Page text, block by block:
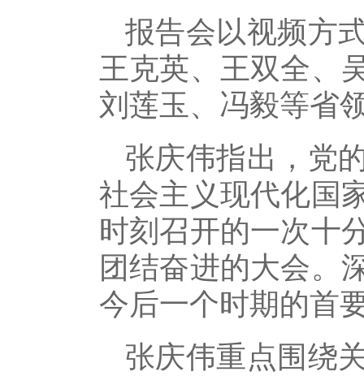
报告会以视频方
王克英、王双全、
刘莲玉、冯毅等省
张庆伟指出，党
社会主义现代化国
时刻召开的一次十
团结奋进的大会。
今后一个时期的首
张庆伟重点围绕